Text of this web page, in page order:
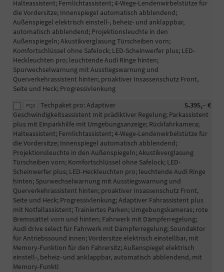
Halteassistent; Fernlichtassistent; 4-Wege-Lendenwirbelstütze für
die Vordersitze; Innenspiegel automatisch abblendend;
Außenspiegel elektrisch einstell-, beheiz- und anklappbar,
automatisch abblendend; Projektionsleuchte in den
Außenspiegeln; Akustikverglasung Türscheiben vorn;
Komfortschlüssel ohne Safelock; LED-Scheinwerfer plus; LED-
Heckleuchten pro; leuchtende Audi Ringe hinten;
Spurwechselwarnung mit Ausstiegswarnung und
Querverkehrassistent hinten; proaktiver Insassenschutz Front,
Seite und Heck; Progressivlenkung
PQ3 5.395,– €
Techpaket pro: Adaptiver
Geschwindigkeitsassistent mit prädiktiver Regelung; Parkassistent
plus mit Einparkhilfe mit Umgebungsanzeige; Rückfahrkamera;
Halteassistent; Fernlichtassistent; 4-Wege-Lendenwirbelstütze für
die Vordersitze; Innenspiegel automatisch abblendend;
Projektionsleuchte in den Außenspiegeln; Akustikverglasung
Türscheiben vorn; Komfortschlüssel ohne Safelock; LED-
Scheinwerfer plus; LED-Heckleuchten pro; leuchtende Audi Ringe
hinten; Spurwechselwarnung mit Ausstiegswarnung und
Querverkehrassistent hinten; proaktiver Insassenschutz Front,
Seite und Heck; Progressivlenkung; Adaptiver Fahrassistent plus
mit Notfallassistent; Trainiertes Parken; Umgebungskameras; rote
Bremssättel vorn und hinten; Fahrwerk mit Dämpferregelung;
Audi drive select für Fahrwerk mit Dämpferregelung; Soundaktor
für Antriebssound innen; Vordersitze elektrisch einstellbar, mit
Memory-Funktion für den Fahrersitz; Außenspiegel elektrisch
einstell-, beheiz- und anklappbar, automatisch abblendend, mit
Memory-Funkti